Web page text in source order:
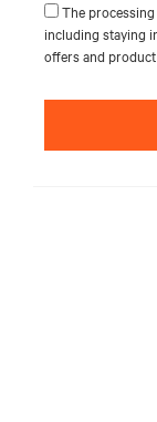
The
including staying
offers and